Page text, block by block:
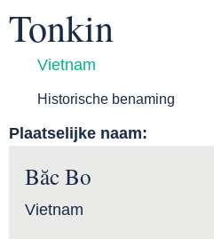
Tonkin
Vietnam
Historische benaming
Plaatselijke naam:
Băc Bo
Vietnam